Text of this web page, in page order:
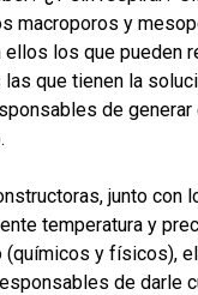
macroporos y
los que pueden
que tienen la
de
junto con
temperatura y
(químicos y físicos),
de darle